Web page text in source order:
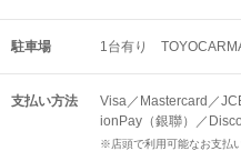
駐車場 1台有り
支払い方法
Visa／Mastercard／
ionPay（銀聯）／
※店頭で利用可能なお支払